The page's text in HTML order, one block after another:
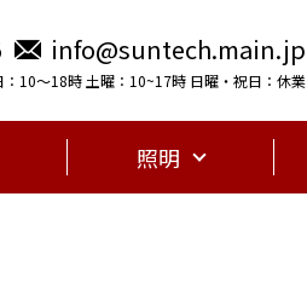
info@suntech.main.jp
：10〜18時 土曜：10~17時 日曜・祝日：休業
照明